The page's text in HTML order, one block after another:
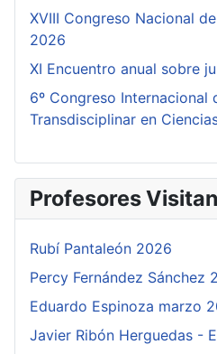
XVIII Congreso Nacional
2026
XI Encuentro anual sobre
6º Congreso Internacional
Transdisciplinar en
Profesores
Rubí Pantaleón 2026
Percy Fernández Sánchez
Eduardo Espinoza marzo
Javier Ribón Herguedas -